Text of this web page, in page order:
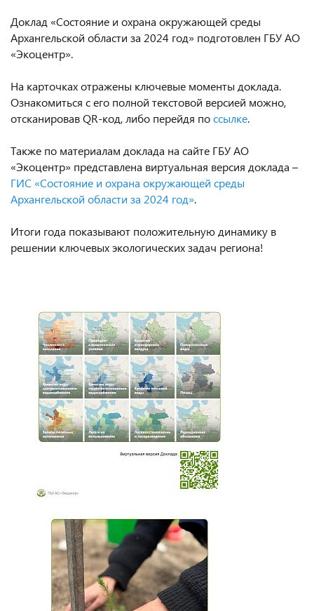
Доклад «Состояние и охрана окружающей среды
Архангельской области за 2024 год» подготовлен ГБУ АО
«Экоцентр».
На карточках отражены ключевые моменты доклада.
Ознакомиться с его полной текстовой версией можно,
отсканировав QR-код, либо перейдя поссылке.
Также по материалам доклада на сайте ГБУ АО
«Экоцентр» представлена виртуальная версия доклада –
ГИС «Состояние и охрана окружающей среды
Архангельской области за 2024 год».
Итоги года показывают положительную динамику в
решении ключевых экологических задач региона!